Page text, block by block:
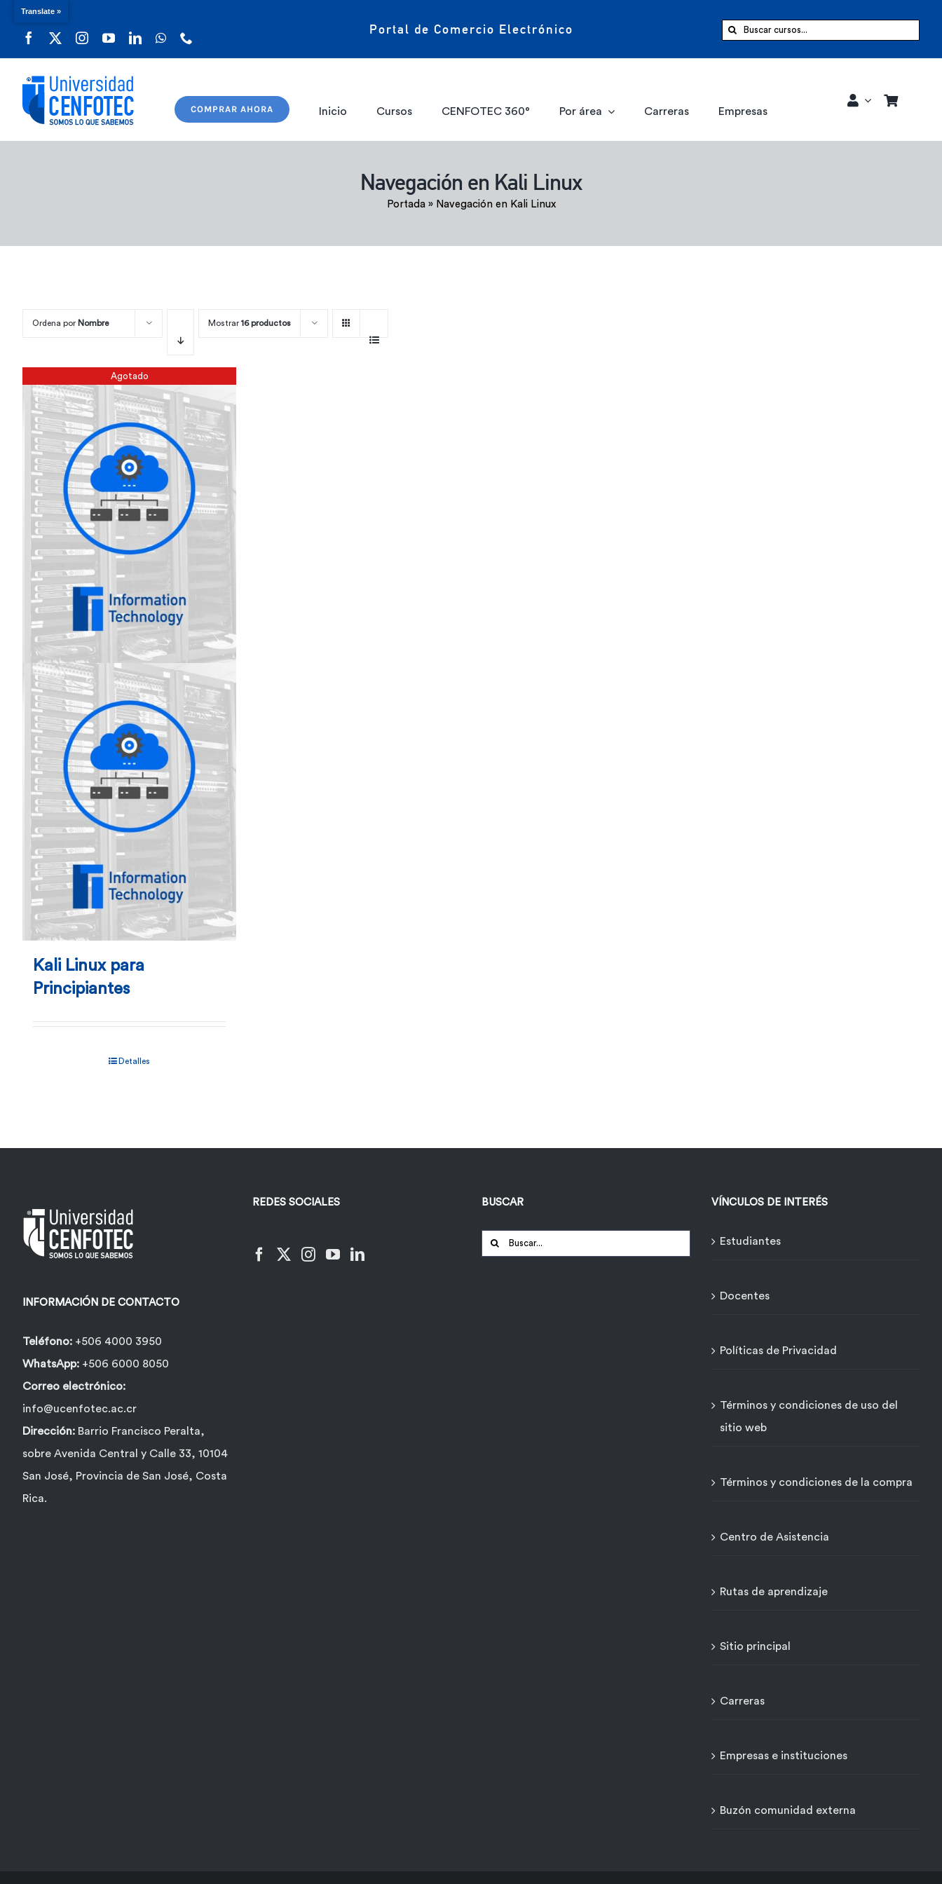
Portal de Comercio Electrónico Buscar:
COMPRAR AHORA Inicio Cursos CENFOTEC 360° Por área Carreras Empresas
Navegación en Kali Linux
Portada» Navegación en Kali Linux
Ordena por Nombre Mostrar 16 productos
Agotado
Kali Linux para
Principiantes
Detalles
INFORMACIÓN DE CONTACTO
Teléfono: +506 4000 3950
WhatsApp: +506 6000 8050
Correo electrónico:
info@ucenfotec.ac.cr
Dirección: Barrio Francisco Peralta,
sobre Avenida Central y Calle 33, 10104
San José, Provincia de San José, Costa
Rica.
REDES SOCIALES BUSCAR
Buscar:
VÍNCULOS DE INTERÉS
Estudiantes
Docentes
Políticas de Privacidad
Términos y condiciones de uso del
sitio web
Términos y condiciones de la compra
Centro de Asistencia
Rutas de aprendizaje
Sitio principal
Carreras
Empresas e instituciones
Buzón comunidad externa
Translate »